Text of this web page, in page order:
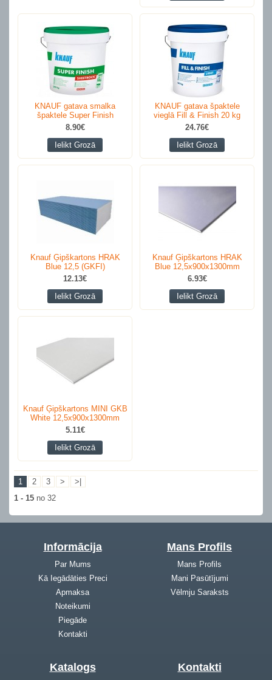
KNAUF gatava smalka
špaktele Super Finish
8.90€
Ielikt Grozā
KNAUF gatava špaktele
vieglā Fill & Finish 20 kg
24.76€
Ielikt Grozā
Knauf Ģipškartons HRAK
Blue 12,5 (GKFI)
12.13€
Ielikt Grozā
Knauf Ģipškartons HRAK
Blue 12,5x900x1300mm
6.93€
Ielikt Grozā
Knauf Ģipškartons MINI GKB
White 12,5х900х1300mm
5.11€
Ielikt Grozā
1 2 3 >
>|
1 - 15 no 32
Informācija
Par Mums
Kā Iegādāties Preci
Apmaksa
Noteikumi
Piegāde
Kontakti
Mans Profils
Mans Profils
Mani Pasūtījumi
Vēlmju Saraksts
Katalogs Kontakti